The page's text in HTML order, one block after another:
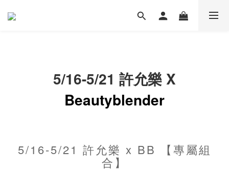
5/16-5/21 許允樂 X
Beautyblender
5/16-5/21 許允樂 x BB 【專屬組
合】